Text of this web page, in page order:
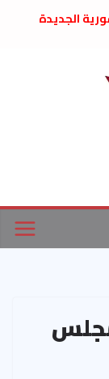
الجديدة
العربي
نيسان
نظام الملالي